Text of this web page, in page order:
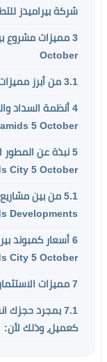
شركة بيراميدز
3
October
3.1 من أبرز
4
5 October
5
City 5 October
5.1 من بين مشاريع
Developments
6
City 5 October
7 مميزات الاستثمار
7.1 بمجرد حجزك
كعميل، وذلك لأن: